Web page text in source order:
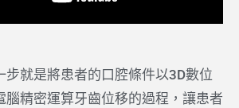
步就是將患者的口腔條件以3D數位
腦精密運算牙齒位移的過程，讓患者